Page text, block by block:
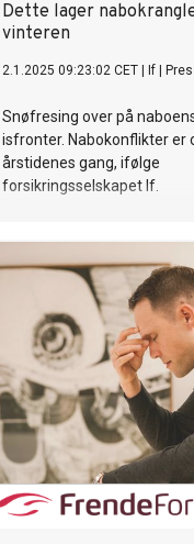
Dette lager
vinteren
2.1.2025 09:23:02 CET If
Snøfresing over på
isfronter. Nabokonflikter er
årstidenes gang, ifølge
forsikringsselskapet If.